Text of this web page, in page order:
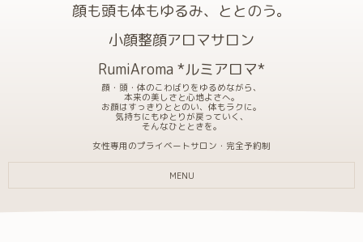
顔も頭も体もゆるみ、ととのう。
小顔整顔アロマサロン
RumiAroma *ルミアロマ*
顔・頭・体のこわばりをゆるめながら、
本来の美しさと心地よさへ。
お顔はすっきりととのい、体もラクに。
気持ちにもゆとりが戻っていく、
そんなひとときを。
女性専用のプライベートサロン・完全予約制
MENU